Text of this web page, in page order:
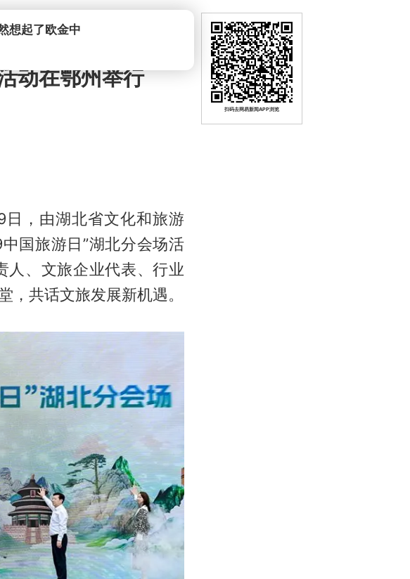
想起了欧金中
动在鄂州举行
，由湖北省文化和旅游
国旅游日”湖北分会场活
人、文旅企业代表、行业
共话文旅发展新机遇。
扫码去网易新闻APP浏览